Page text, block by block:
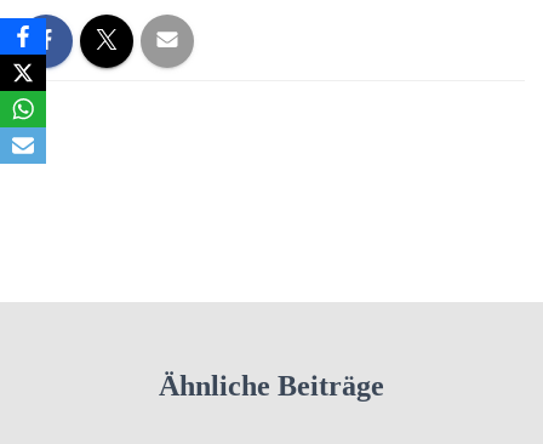
Ähnliche Beiträge